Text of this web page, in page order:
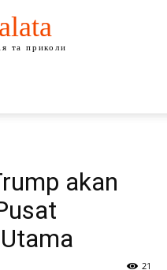
та приколи
akan
21